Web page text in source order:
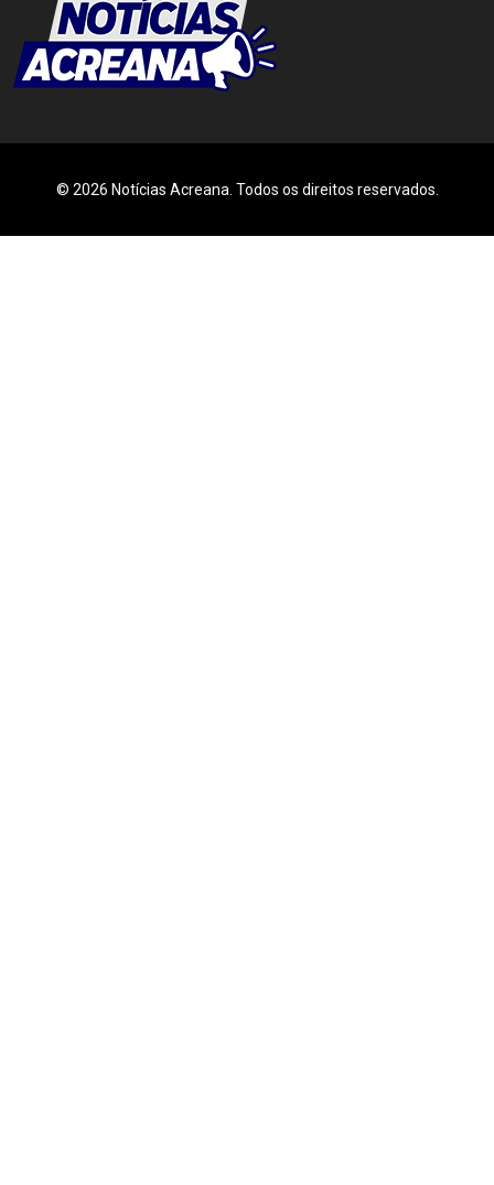
© 2026 Notícias Acreana. Todos os direitos reservados.